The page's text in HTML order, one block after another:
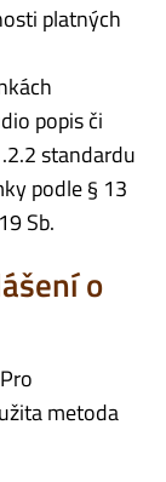
platných
popis či
standardu
podle § 13
Sb.
o
metoda